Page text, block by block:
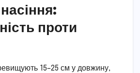
проти
15–25 см у довжину,